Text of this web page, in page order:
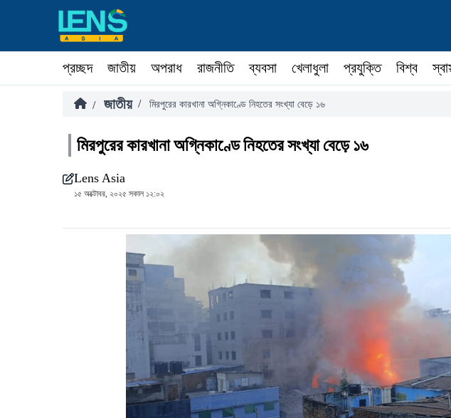
প্রচ্ছদ জাতীয় অপরাধ রাজনীতি ব্যবসা খেলাধুলা প্রযুক্তি বিশ্ব
/ জাতীয় / মিরপুরের কারখানা অগ্নিকাণ্ডে নিহতের সংখ্যা বেড়ে ১৬
মিরপুরের কারখানা অগ্নিকাণ্ডে নিহতের সংখ্যা বেড়ে ১৬
Lens Asia
১৫ অক্টোবর, ২০২৫ সকাল ১২:০২